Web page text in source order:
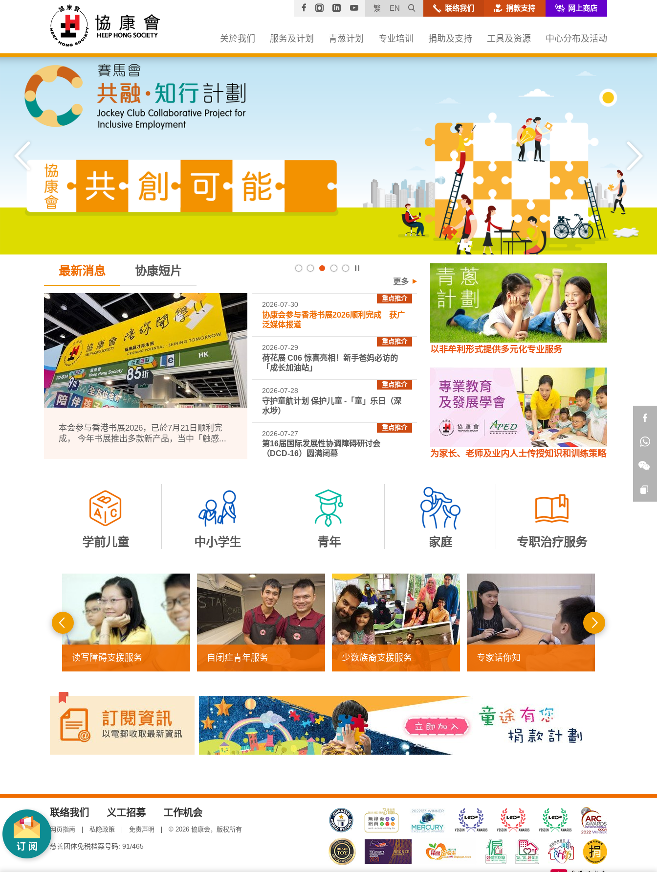
FacebookInstagram
LinkedinYouTube
繁 EN 打开网站搜寻框
联络我们 捐款支持 网上商店
关於我们 服务及计划 青葱计划 专业培训 捐助及支持 工具及资源 中心分布及活动
前
一
播
停
最新消息 协康短片
本会参与香港书展2026，已於7月21日顺利完
成， 今年书展推出多款新产品，当中「触感...
重点推介
2026-07-30
协康会参与香港书展2026顺利完成 获广
泛媒体报道
重点推介
2026-07-29
荷花展 C06 惊喜亮相！新手爸妈必访的
「成长加油站」
重点推介
2026-07-28
守护童航计划 保护儿童 -「童」乐日（深
水埗）
重点推介
2026-07-27
第16届国际发展性协调障碍研讨会
（DCD-16）圆满闭幕
香港书展2026
「共融童行」自闭症学童升读小一支援计
大优质社会服务计划」
重点推介
2026-06-15
协康会慈善奖券义卖2026抽奖结果
更多
以非牟利形式提供多元化专业服务
为家长、老师及业内人士传授知识和训练策略
学前儿童 中小学生 青年 家庭 专职治疗服务
前
一
页
读写障碍支援服务 自闭症青年服务 少数族裔支援服务 专家话你知
后
一
联络我们 义工招募 工作机会
网页指南 私隐政策 免责声明 © 2026 協康会，版权所有
慈善团体免税档案号码: 91/465